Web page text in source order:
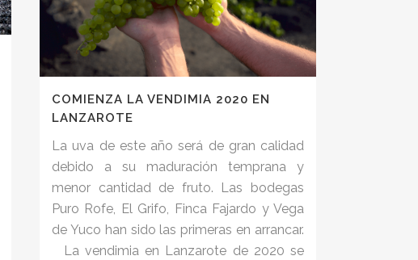
COMIENZA LA VENDIMIA 2020 EN
LANZAROTE
La uva de este año será de gran calidad
debido a su maduración temprana y
menor cantidad de fruto. Las bodegas
Puro Rofe, El Grifo, Finca Fajardo y Vega
de Yuco han sido las primeras en arrancar.
La vendimia en Lanzarote de 2020 se